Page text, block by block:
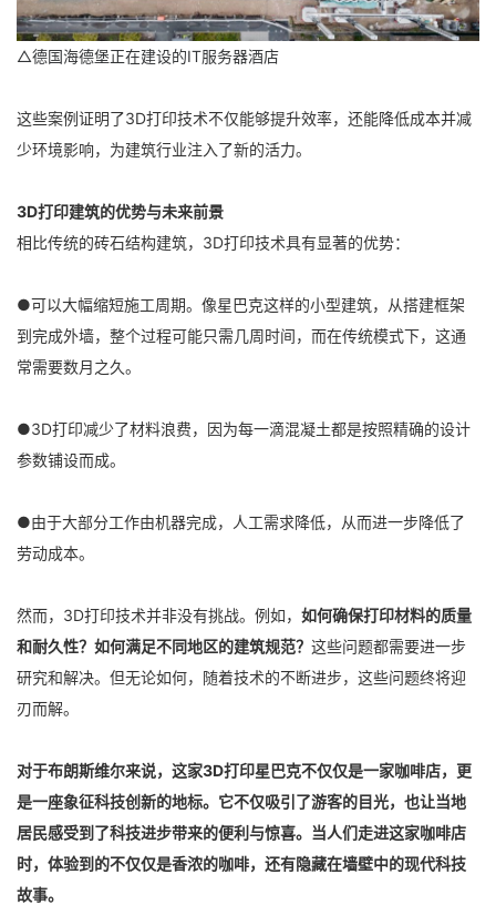
△德国海德堡正在建设的IT服务器酒店
这些案例证明了3D打印技术不仅能够提升效率，还能降低成本并减
少环境影响，为建筑行业注入了新的活力。
3D打印建筑的优势与未来前景
相比传统的砖石结构建筑，3D打印技术具有显著的优势：
●可以大幅缩短施工周期。像星巴克这样的小型建筑，从搭建框架
到完成外墙，整个过程可能只需几周时间，而在传统模式下，这通
常需要数月之久。
●3D打印减少了材料浪费，因为每一滴混凝土都是按照精确的设计
参数铺设而成。
●由于大部分工作由机器完成，人工需求降低，从而进一步降低了
劳动成本。
然而，3D打印技术并非没有挑战。例如， 如何确保打印材料的质量
和耐久性？如何满足不同地区的建筑规范？ 这些问题都需要进一步
研究和解决。但无论如何，随着技术的不断进步，这些问题终将迎
刃而解。
对于布朗斯维尔来说，这家3D打印星巴克不仅仅是一家咖啡店，更
是一座象征科技创新的地标。它不仅吸引了游客的目光，也让当地
居民感受到了科技进步带来的便利与惊喜。当人们走进这家咖啡店
时，体验到的不仅仅是香浓的咖啡，还有隐藏在墙壁中的现代科技
故事。